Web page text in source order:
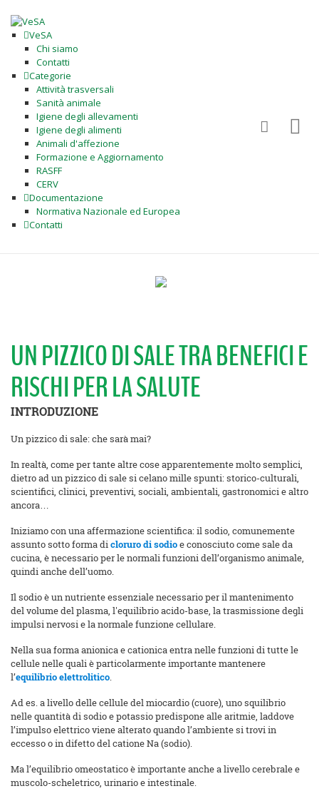
VeSA
Chi siamo
Contatti
Categorie
Attività trasversali
Sanità animale
Igiene degli allevamenti
Igiene degli alimenti
Animali d'affezione
Formazione e Aggiornamento
RASFF
CERV
Documentazione
Normativa Nazionale ed Europea
Contatti
UN PIZZICO DI SALE TRA BENEFICI E
RISCHI PER LA SALUTE
INTRODUZIONE
Un pizzico di sale: che sarà mai?
In realtà, come per tante altre cose apparentemente molto semplici,
dietro ad un pizzico di sale si celano mille spunti: storico-culturali,
scientifici, clinici, preventivi, sociali, ambientali, gastronomici e altro
ancora…
Iniziamo con una affermazione scientifica: il sodio, comunemente
assunto sotto forma dicloruro di sodioe conosciuto come sale da
cucina, è necessario per le normali funzioni dell’organismo animale,
quindi anche dell’uomo.
Il sodio è un nutriente essenziale necessario per il mantenimento
del volume del plasma, l'equilibrio acido-base, la trasmissione degli
impulsi nervosi e la normale funzione cellulare.
Nella sua forma anionica e cationica entra nelle funzioni di tutte le
cellule nelle quali è particolarmente importante mantenere
l’equilibrio elettrolitico.
Ad es. a livello delle cellule del miocardio (cuore), uno squilibrio
nelle quantità di sodio e potassio predispone alle aritmie, laddove
l’impulso elettrico viene alterato quando l’ambiente si trovi in
eccesso o in difetto del catione Na (sodio).
Ma l’equilibrio omeostatico è importante anche a livello cerebrale e
muscolo-scheletrico, urinario e intestinale.